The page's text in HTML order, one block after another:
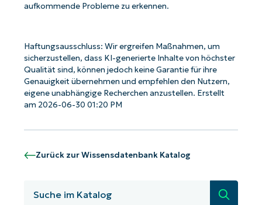
aufkommende Probleme zu erkennen.
Haftungsausschluss: Wir ergreifen Maßnahmen, um
sicherzustellen, dass KI-generierte Inhalte von höchster
Qualität sind, können jedoch keine Garantie für ihre
Genauigkeit übernehmen und empfehlen den Nutzern,
eigene unabhängige Recherchen anzustellen. Erstellt
am 2026-06-30 01:20 PM
Zurück zur Wissensdatenbank Katalog
Suche